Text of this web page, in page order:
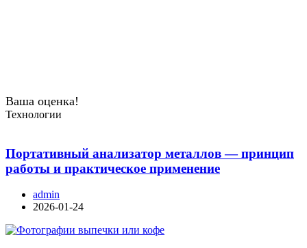
Ваша оценка!
Технологии
Портативный анализатор металлов — принцип
работы и практическое применение
admin
2026-01-24